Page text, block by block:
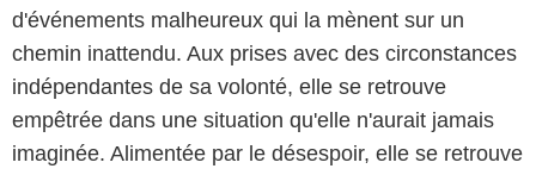
d'événements malheureux qui la mènent sur un
chemin inattendu. Aux prises avec des circonstances
indépendantes de sa volonté, elle se retrouve
empêtrée dans une situation qu'elle n'aurait jamais
imaginée. Alimentée par le désespoir, elle se retrouve